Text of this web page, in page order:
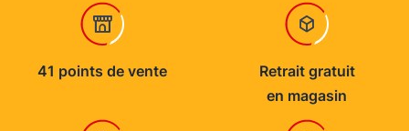
41 points de vente
Retrait gratuit
en magasin